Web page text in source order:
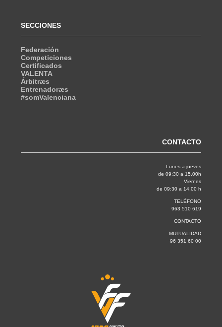
SECCIONES
Federación
Competiciones
Certificados
VALENTA
Árbitræs
Entrenadoræs
#somValenciana
CONTACTO
Lunes a jueves
de 09:30 a 15.00h
Viernes
de 09:30 a 14.00 h
TELÉFONO
963 510 619
CONTACTO
MUTUALIDAD
96 351 60 00